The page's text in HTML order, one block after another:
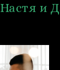
Настя и